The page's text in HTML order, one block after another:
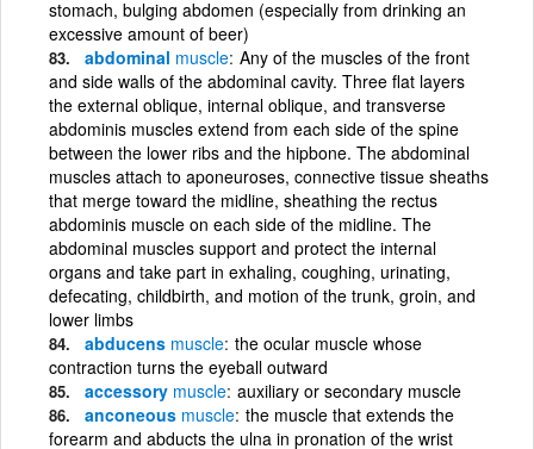
stomach, bulging abdomen (especially from drinking an
excessive amount of beer)
abdominal muscle Any of the muscles of the front
and side walls of the abdominal cavity. Three flat layers
the external oblique, internal oblique, and transverse
abdominis muscles extend from each side of the spine
between the lower ribs and the hipbone. The abdominal
muscles attach to aponeuroses, connective tissue sheaths
that merge toward the midline, sheathing the rectus
abdominis muscle on each side of the midline. The
abdominal muscles support and protect the internal
organs and take part in exhaling, coughing, urinating,
defecating, childbirth, and motion of the trunk, groin, and
lower limbs
abducens muscle the ocular muscle whose
contraction turns the eyeball outward
accessory muscle auxiliary or secondary muscle
anconeous muscle the muscle that extends the
forearm and abducts the ulna in pronation of the wrist